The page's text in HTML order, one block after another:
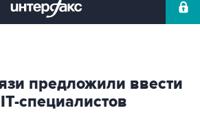
предложили ввести
специалистов